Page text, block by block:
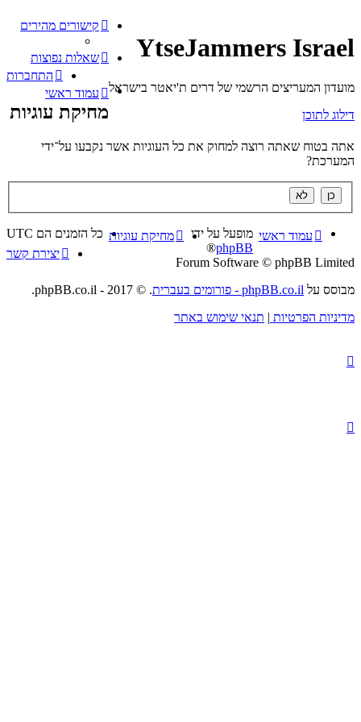
YtseJammers Israel
מועדון המעריצים הרשמי של דרים ת'יאטר בישראל
דילוג לתוכן
קישורים מהירים
שאלות נפוצות
התחברות
עמוד ראשי
מחיקת עוגיות
אתה בטוח שאתה רוצה למחוק את כל העוגיות אשר נקבעו על־ידי
המערכת?
עמוד ראשי כל הזמנים הם UTC
מחיקת עוגיות
יצירת קשר
מופעל על ידי
phpBB
®
Forum Software © phpBB Limited
מבוסס על phpBB.co.il - פורומים בעברית
. © 2017 - phpBB.co.il.
מדיניות הפרטיות | תנאי שימוש באתר